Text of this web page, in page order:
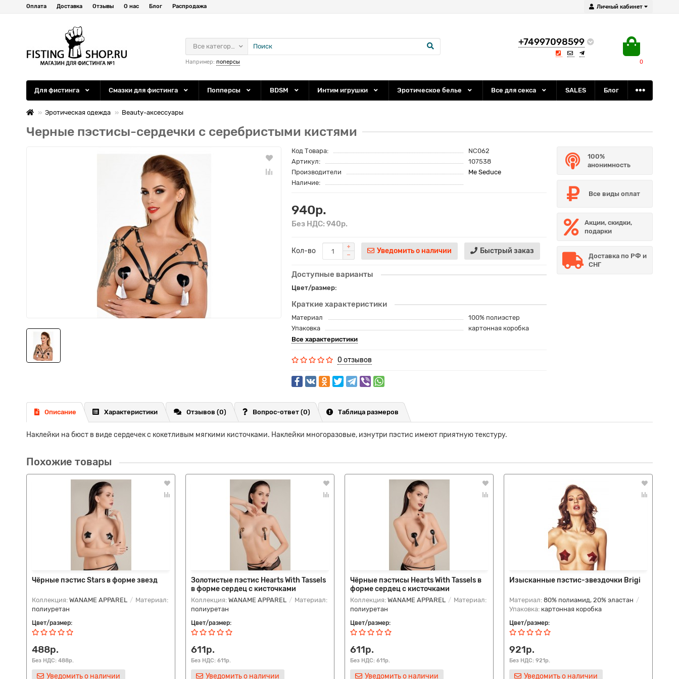
Личный кабинет
Оплата Доставка Отзывы О нас Блог Распродажа
+74997098599
0
Все категории
Например: поперсы
Для фистинга Смазки для фистинга Попперсы BDSM Интим игрушки Эротическое белье Все для секса SALES Блог
Эротическая одежда Beauty-аксессуары
Черные пэстисы-сердечки с серебристыми кистями
Код Товара:
NC062
Артикул:
107538
Производители
Me Seduce
Наличие:
940р.
Без НДС: 940р.
Кол-во Уведомить о наличии Быстрый заказ
Доступные варианты
Цвет/размер:
Краткие характеристики
Материал
100% полиэстер
Упаковка
картонная коробка
Все характеристики
0 отзывов
100%
анонимность
Все виды оплат
Акции, скидки,
подарки
Доставка по РФ и
СНГ
Описание Характеристики Отзывов (0) Вопрос-ответ (0) Таблица размеров
Наклейки на бюст в виде сердечек с кокетливым мягкими кисточками. Наклейки многоразовые, изнутри пэстис имеют приятную текстуру.
Похожие товары
Чёрные пэстис Stars в форме звезд
Коллекция: WANAME APPAREL
Материал:
полиуретан
Цвет/размер:
488р.
Без НДС: 488р.
Уведомить о наличии
Золотистые пэстис Hearts With Tassels
в форме сердец с кисточками
Коллекция: WANAME APPAREL
Материал:
полиуретан
Цвет/размер:
611р.
Без НДС: 611р.
Уведомить о наличии
Чёрные пэстисы Hearts With Tassels в
форме сердец с кисточками
Коллекция: WANAME APPAREL
Материал:
полиуретан
Цвет/размер:
611р.
Без НДС: 611р.
Уведомить о наличии
Изысканные пэстис-звездочки Brigi
Материал: 80% полиамид, 20% эластан
Упаковка: картонная коробка
Цвет/размер:
921р.
Без НДС: 921р.
Уведомить о наличии